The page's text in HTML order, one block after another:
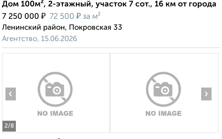
Дом 100м², 2-этажный, участок 7 сот., 16 км от города
7 250 000 ₽ 72 500 ₽ за м²
Ленинский район, Покровская 33
Агентство, 15.06.2026
2/8
‹ ›